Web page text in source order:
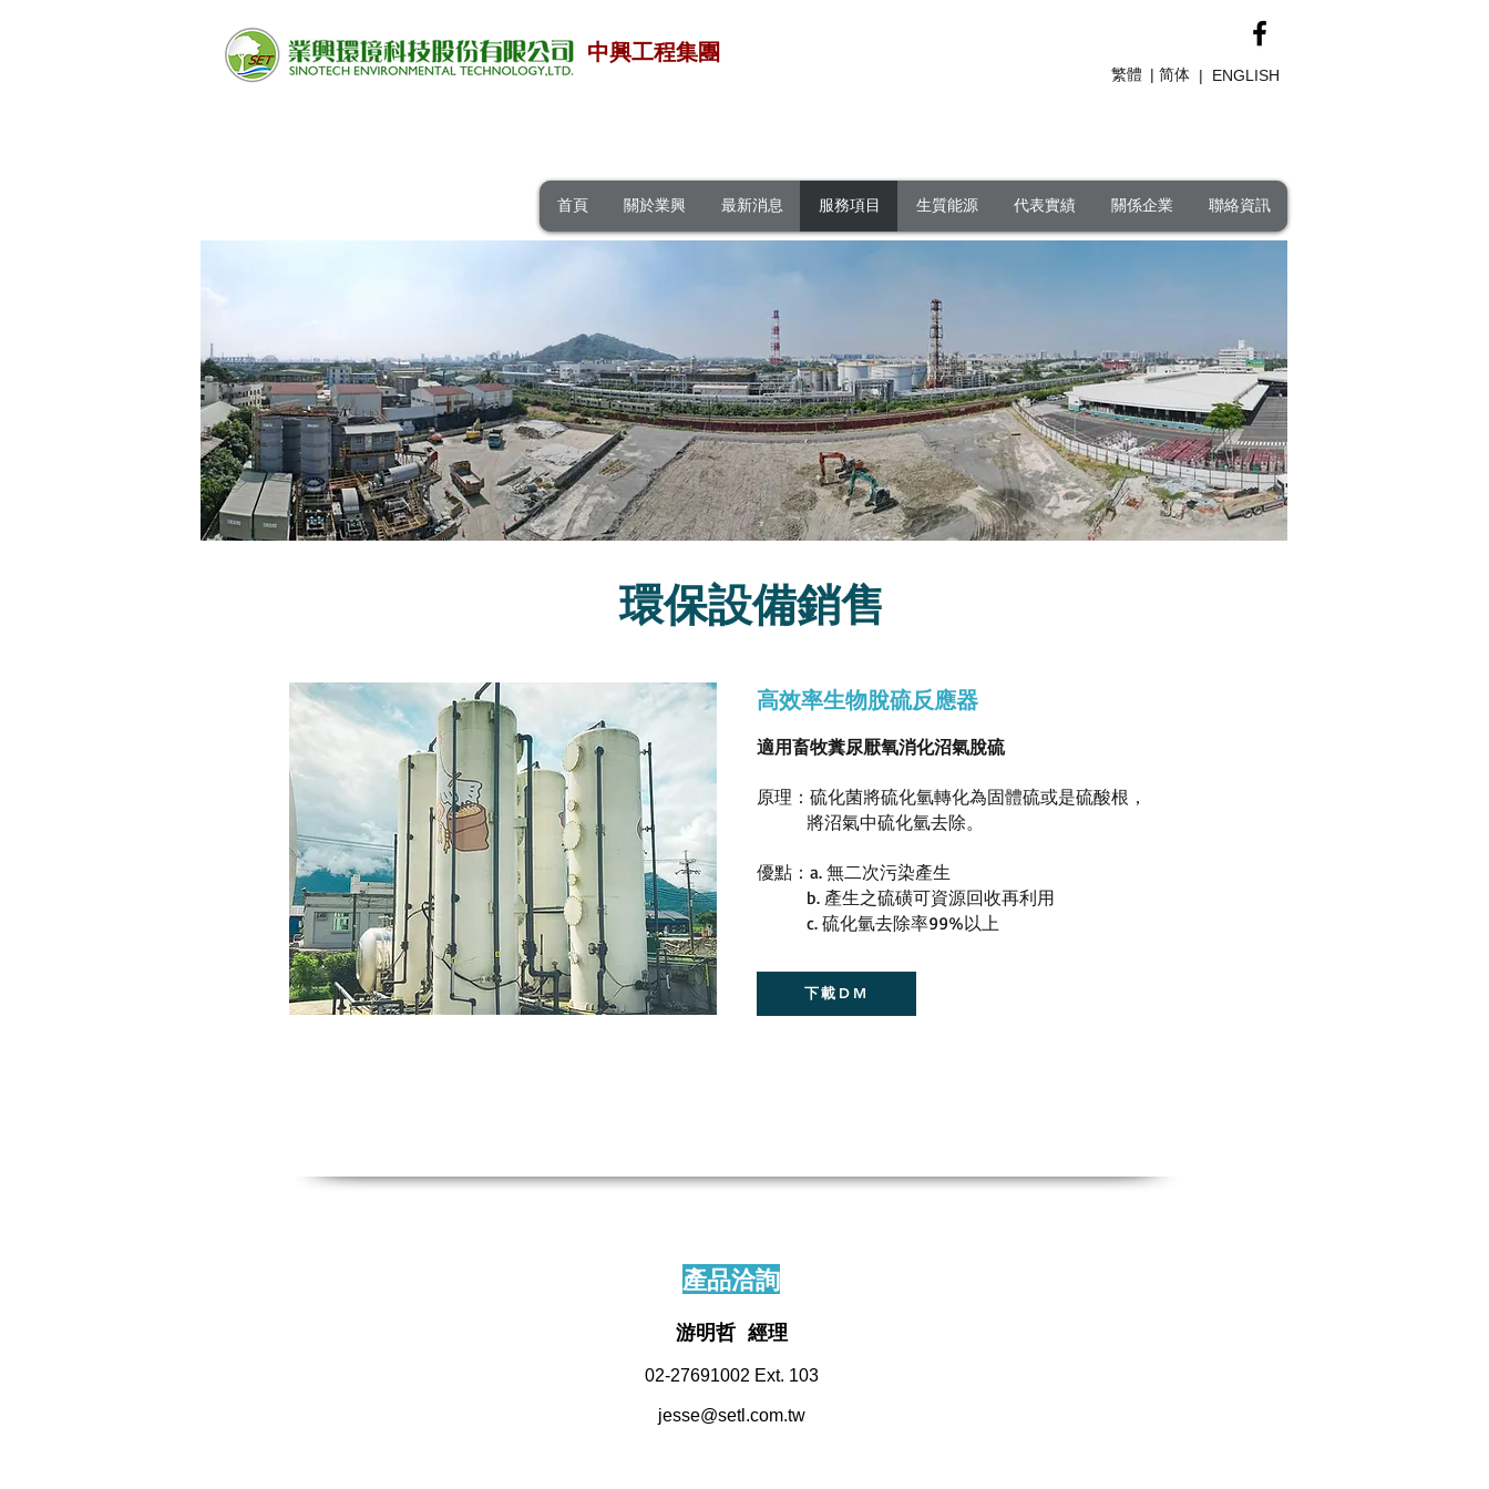
中興工程集團
繁體 | 简体 | ENGLISH
首頁 關於業興 最新消息 服務項目 生質能源 代表實績 關係企業 聯絡資訊
環保設備銷售
高效率生物脫硫反應器
適用畜牧糞尿厭氧消化沼氣脫硫
原理：硫化菌將硫化氫轉化為固體硫或是硫酸根 ，
將沼氣中硫化氫去除。
優點：a. 無二次污染產生
b. 產生之硫磺可資源回收再利用
c. 硫化氫去除率99%以上
下載DM
產品洽詢
游明哲 經理
02-27691002 Ext. 103
jesse@setl.com.tw